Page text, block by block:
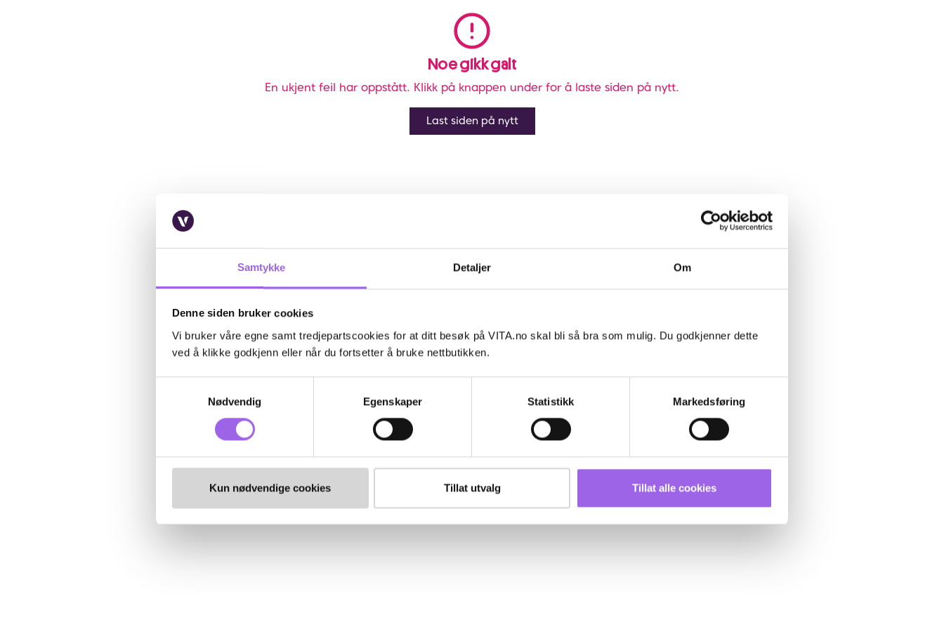
Samtykke Detaljer Om
Denne siden bruker cookies
Vi bruker våre egne samt tredjepartscookies for at ditt besøk på VITA.no skal bli så bra som mulig. Du godkjenner dette
ved å klikke godkjenn eller når du fortsetter å bruke nettbutikken.
Nødvendig
Egenskaper Statistikk Markedsføring
Kun nødvendige cookies Tillat utvalg Tillat alle cookies
Noe gikk galt
En ukjent feil har oppstått. Klikk på knappen under for å laste siden på nytt.
Last siden på nytt